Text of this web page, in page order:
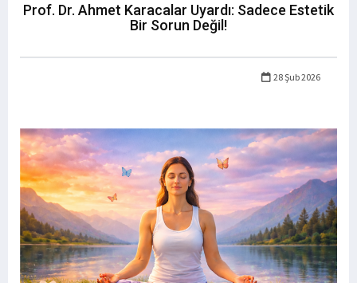
Prof. Dr. Ahmet Karacalar Uyardı: Sadece Estetik
Bir Sorun Değil!
28 Şub 2026